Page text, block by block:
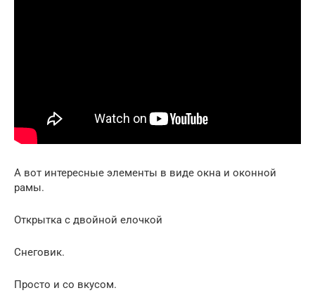
А вот интересные элементы в виде окна и оконной
рамы.
Открытка с двойной елочкой
Снеговик.
Просто и со вкусом.